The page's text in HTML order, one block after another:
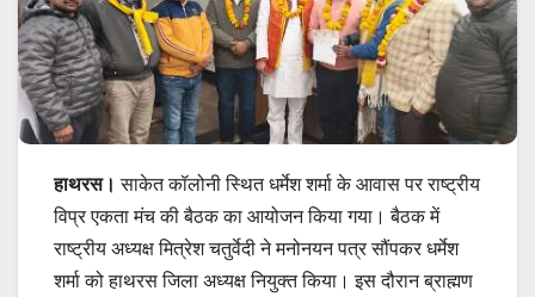
हाथरस। साकेत कॉलोनी स्थित धर्मेश शर्मा के आवास पर राष्ट्रीय
विप्र एकता मंच की बैठक का आयोजन किया गया। बैठक में
राष्ट्रीय अध्यक्ष मित्रेश चतुर्वेदी ने मनोनयन पत्र सौंपकर धर्मेश
शर्मा को हाथरस जिला अध्यक्ष नियुक्त किया। इस दौरान ब्राह्मण